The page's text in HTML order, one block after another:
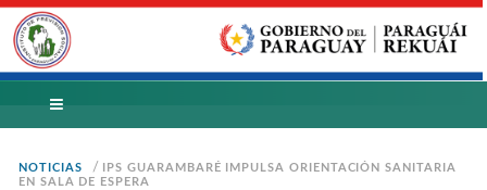
NOTICIAS /
IPS GUARAMBARÉ IMPULSA ORIENTACIÓN SANITARIA
EN SALA DE ESPERA